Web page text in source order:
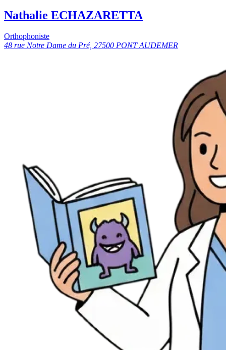
Nathalie ECHAZARETTA
Orthophoniste
48 rue Notre Dame du Pré, 27500 PONT AUDEMER